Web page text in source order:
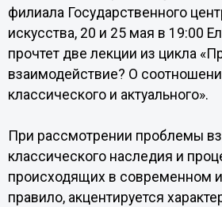
филиала Государственного
искусства, 20 и 25 мая в 19:00
прочтет две лекции из цикла
взаимодействие? О
классического и актуального».
При рассмотрении проблемы
классического наследия и
происходящих в современном
правило, акцентируется